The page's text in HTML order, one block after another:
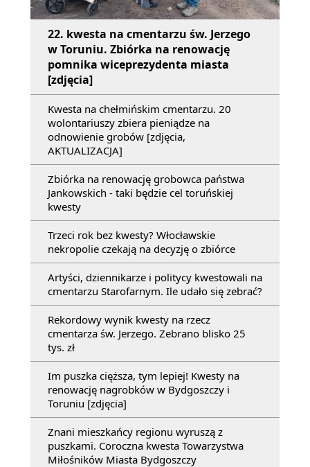
22. kwesta na cmentarzu św. Jerzego
w Toruniu. Zbiórka na renowację
pomnika wiceprezydenta miasta
[zdjęcia]
Kwesta na chełmińskim cmentarzu. 20
wolontariuszy zbiera pieniądze na
odnowienie grobów [zdjęcia,
AKTUALIZACJA]
Zbiórka na renowację grobowca państwa
Jankowskich - taki będzie cel toruńskiej
kwesty
Trzeci rok bez kwesty? Włocławskie
nekropolie czekają na decyzję o zbiórce
Artyści, dziennikarze i politycy kwestowali na
cmentarzu Starofarnym. Ile udało się zebrać?
Rekordowy wynik kwesty na rzecz
cmentarza św. Jerzego. Zebrano blisko 25
tys. zł
Im puszka cięższa, tym lepiej! Kwesty na
renowację nagrobków w Bydgoszczy i
Toruniu [zdjęcia]
Znani mieszkańcy regionu wyruszą z
puszkami. Coroczna kwesta Towarzystwa
Miłośników Miasta Bydgoszczy